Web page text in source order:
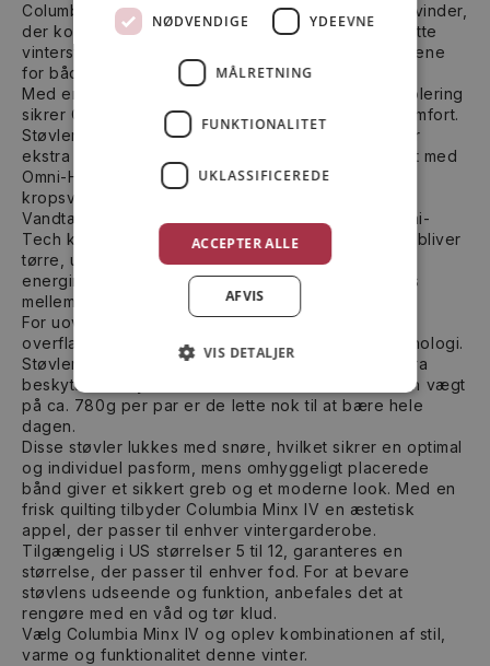
Columbia Minx IV er den perfekte vinterstøvle til kvinder,
der kombinerer både stil og funktionalitet. Disse lette
vinterstøvler er designet til at imødekomme behovene
for både vintersport og hverdagsbrug i det fri.
Med en quiltet tekstiloverdel og 200g syntetisk isolering
sikrer Columbia Minx IV fremragende varme og komfort.
Støvlens topping er en elegant faux fur, der tilføjer
ekstra varme og stil. Indvendigt er støvlen udstyret med
Omni-Heat reflektiv foring, der effektivt holder på
kropsvarmen.
Vandtæthed og åndbarhed er garanteret med Omni-
Tech konstruktionen, der sikrer, at dine fødder forbliver
tørre, uanset vejret. For optimal komfort og
energireturnering har støvlen en TechLite letvægts
mellemsål.
For uovertruffen trækkraft på både våde og tørre
overflader er ydersålen lavet med Adapt Trax teknologi.
Støvlens højde går over anklen, hvilket giver ekstra
beskyttelse i dybere sne eller vådt terræn. Med en vægt
på ca. 780g per par er de lette nok til at bære hele
dagen.
Disse støvler lukkes med snøre, hvilket sikrer en optimal
og individuel pasform, mens omhyggeligt placerede
bånd giver et sikkert greb og et moderne look. Med en
frisk quilting tilbyder Columbia Minx IV en æstetisk
appel, der passer til enhver vintergarderobe.
Tilgængelig i US størrelser 5 til 12, garanteres en
størrelse, der passer til enhver fod. For at bevare
støvlens udseende og funktion, anbefales det at
rengøre med en våd og tør klud.
Vælg Columbia Minx IV og oplev kombinationen af stil,
varme og funktionalitet denne vinter.
NØDVENDIGE YDEEVNE
MÅLRETNING
FUNKTIONALITET
UKLASSIFICEREDE
ACCEPTER ALLE
AFVIS
VIS DETALJER